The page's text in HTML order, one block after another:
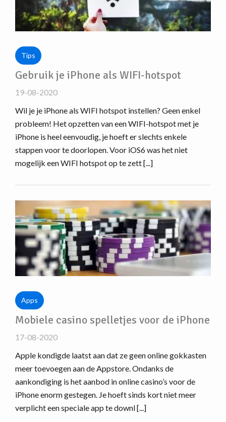
Tips
Gebruik je iPhone als WIFI-hotspot
19-08-2020
Wil je je iPhone als WIFI hotspot instellen? Geen enkel
probleem! Het opzetten van een WIFI-hotspot met je
iPhone is heel eenvoudig, je hoeft er slechts enkele
stappen voor te doorlopen. Voor iOS6 was het niet
mogelijk een WIFI hotspot op te zett [...]
Apps
Mobiele casino spelletjes voor de iPhone
17-08-2020
Apple kondigde laatst aan dat ze geen online gokkasten
meer toevoegen aan de Appstore. Ondanks de
aankondiging is het aanbod in online casino’s voor de
iPhone enorm gestegen. Je hoeft sinds kort niet meer
verplicht een speciale app te downl [...]